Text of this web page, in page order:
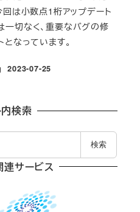
回は小数点1桁アップデート
切なく、重要なバグの修
となっています。
投稿日
2023-07-25
内検索
検索
サービス